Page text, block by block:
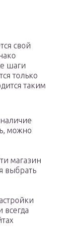
свой
шаги
только
таким
можно
магазин
выбрать
всегда